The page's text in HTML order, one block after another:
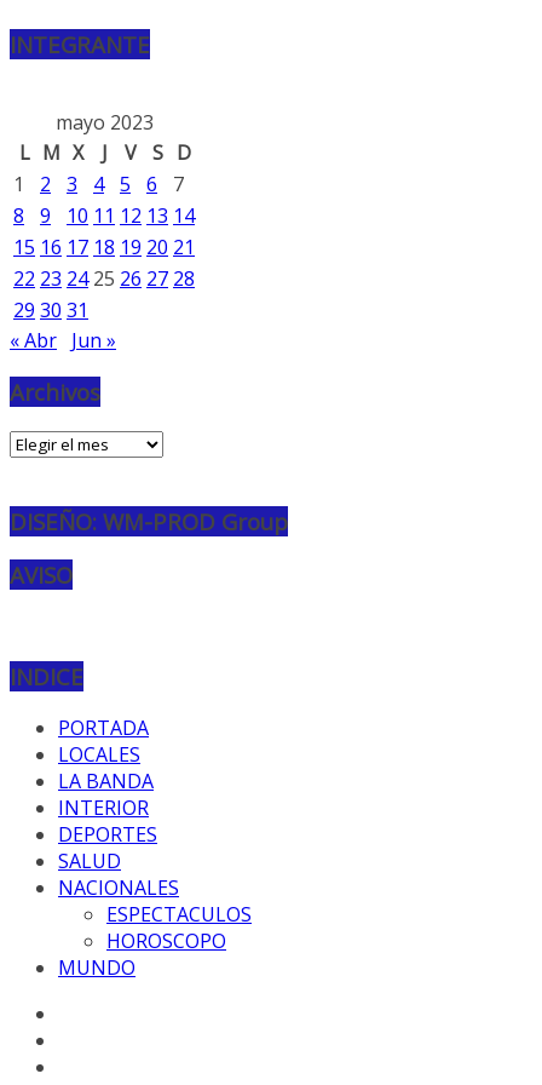
INTEGRANTE
mayo 2023
L M X J V S D
1
2 3 4 5 6
7
8
9 10 11 12 13 14
15 16 17 18 19 20 21
22 23 24 25 26 27 28
29 30 31
« Abr Jun »
Archivos
Archivos
DISEÑO: WM-PROD Group
AVISO
INDICE
PORTADA
LOCALES
LA BANDA
INTERIOR
DEPORTES
SALUD
NACIONALES
ESPECTACULOS
HOROSCOPO
MUNDO